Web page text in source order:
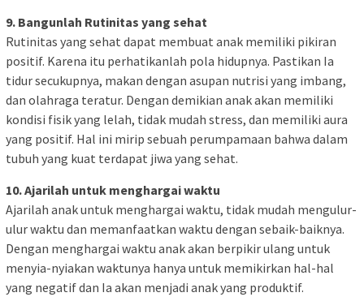
9. Bangunlah Rutinitas yang sehat
Rutinitas yang sehat dapat membuat anak memiliki pikiran
positif. Karena itu perhatikanlah pola hidupnya. Pastikan Ia
tidur secukupnya, makan dengan asupan nutrisi yang imbang,
dan olahraga teratur. Dengan demikian anak akan memiliki
kondisi fisik yang lelah, tidak mudah stress, dan memiliki aura
yang positif. Hal ini mirip sebuah perumpamaan bahwa dalam
tubuh yang kuat terdapat jiwa yang sehat.
10. Ajarilah untuk menghargai waktu
Ajarilah anak untuk menghargai waktu, tidak mudah mengulur-
ulur waktu dan memanfaatkan waktu dengan sebaik-baiknya.
Dengan menghargai waktu anak akan berpikir ulang untuk
menyia-nyiakan waktunya hanya untuk memikirkan hal-hal
yang negatif dan Ia akan menjadi anak yang produktif.